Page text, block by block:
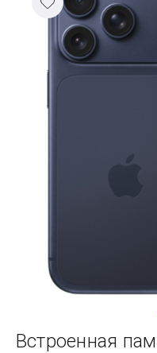
Контакты
Гарантия
Встроенная